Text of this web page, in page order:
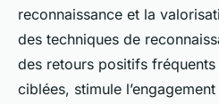
reconnaissance et la
des techniques de
des retours positifs
ciblées, stimule